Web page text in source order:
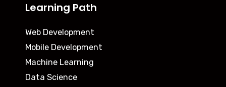
Learning Path
Web Development
Mobile Development
Machine Learning
Data Science